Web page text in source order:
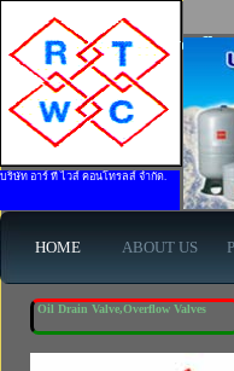
Oil Drain
บริษัท อาร์ ที ไวส์ คอนโทรลส์ จำกัด.
HOME ABOUT US
Oil Drain Valve,Overflow Valves